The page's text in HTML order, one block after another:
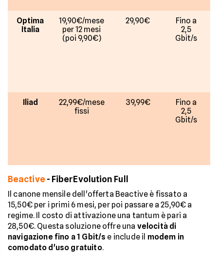
Optima
Italia
19,90€/mese
per 12 mesi
(poi 9,90€)
29,90€
Fino a
2,5
Gbit/s
Iliad
22,99€/mese
fissi
39,99€
Fino a
2,5
Gbit/s
Beactive - FiberEvolution Full
Il canone mensile dell'offerta Beactive è fissato a
15,50€ per i primi 6 mesi, per poi passare a 25,90€ a
regime. Il costo di attivazione una tantum è pari a
28,50€. Questa soluzione offre una velocità di
navigazione fino a 1 Gbit/s e include il modem in
comodato d'uso gratuito.